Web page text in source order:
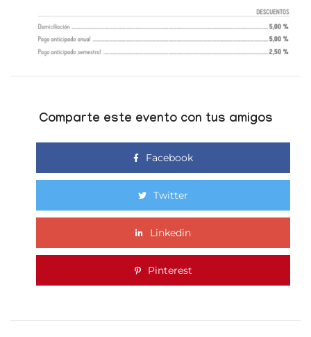
Comparte este evento con tus amigos
Facebook
Twitter
Linkedin
Pinterest